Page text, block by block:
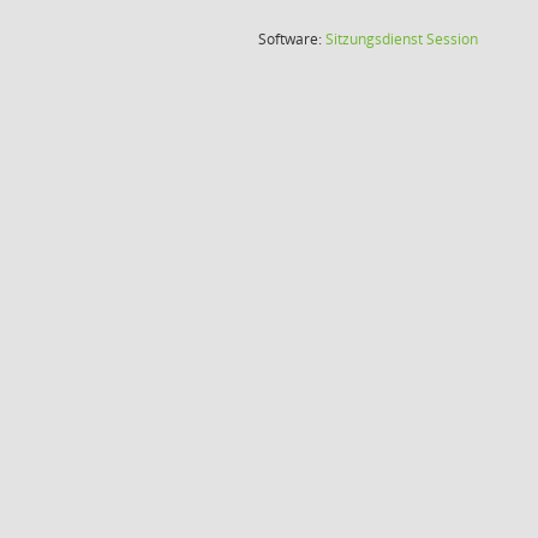
Software:SitzungsdienstSession(Wird in